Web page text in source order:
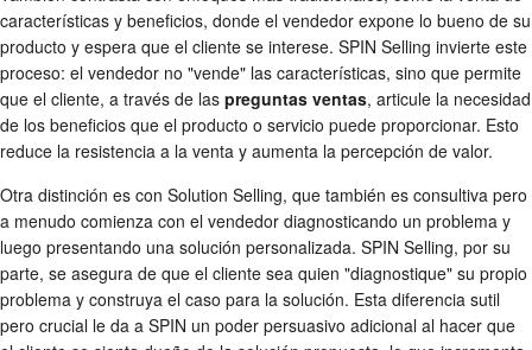
características y beneficios, donde el vendedor expone lo bueno de su
producto y espera que el cliente se interese. SPIN Selling invierte este
proceso: el vendedor no "vende" las características, sino que permite
que el cliente, a través de las preguntas ventas, articule la necesidad
de los beneficios que el producto o servicio puede proporcionar. Esto
reduce la resistencia a la venta y aumenta la percepción de valor.
Otra distinción es con Solution Selling, que también es consultiva pero
a menudo comienza con el vendedor diagnosticando un problema y
luego presentando una solución personalizada. SPIN Selling, por su
parte, se asegura de que el cliente sea quien "diagnostique" su propio
problema y construya el caso para la solución. Esta diferencia sutil
pero crucial le da a SPIN un poder persuasivo adicional al hacer que